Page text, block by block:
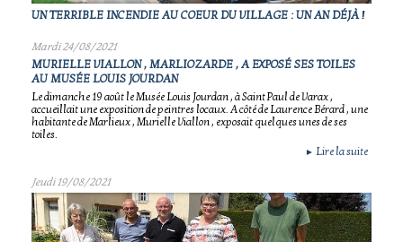
UN TERRIBLE INCENDIE AU COEUR DU VILLAGE : UN AN DÉJÀ !
Mardi 24/08/2021
MURIELLE VIALLON , MARLIOZARDE , A EXPOSÉ SES TOILES
AU MUSÉE LOUIS JOURDAN
Le dimanche 19 août le Musée Louis Jourdan , à Saint Paul de Varax ,
accueillait une exposition de peintres locaux. A côté de Laurence Bérard , une
habitante de Marlieux , Murielle Viallon , exposait quelques unes de ses
toiles.
► Lire la suite
Jeudi 19/08/2021